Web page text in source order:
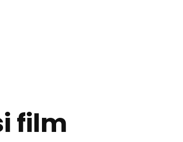
film